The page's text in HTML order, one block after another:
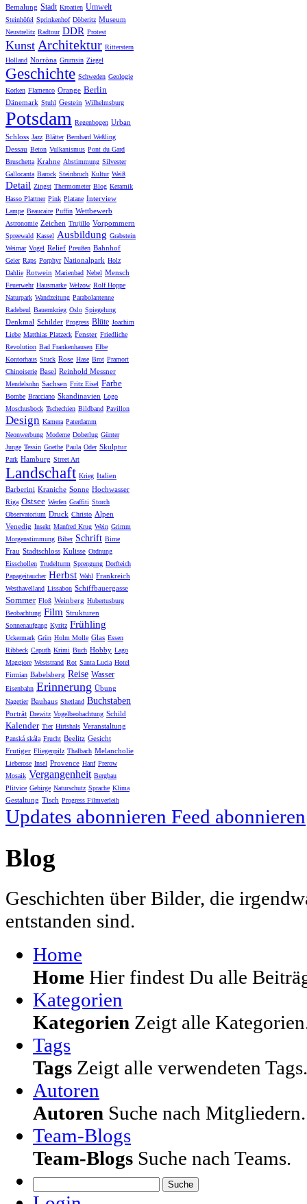
Bemalung Stadt Kroatien Umwelt
Steinhöfel Sprinkenhof Döberitz Museum
Neustrelitz Radtour DDR Protest
Kunst Architektur Ritterstern
Holland Norröna Grumsin Ziegel
Geschichte Schweden Geologie
Korken Flamenco Orange Berlin
Dänemark Stuhl Gestein Wilhelmsburg
Potsdam Regenbogen Urban
Schloss Jazz Blätter Bernhard Weßling
Dessau Beton Vulkanismus Pont du Gard
Bruschetta Krahne Abstimmung Silvester
Gallocanta Barock Steinbruch Kultur Weiß
Detail Zingst Thermometer Blog Keramik
Hasso Plattner Pink Platane Interview
Lampe Beaucaire Puffin Wettbewerb
Astronomie Zeichen Trujillo Vorpommern
Spreewald Kassel Ausbildung Grabstein
Weimar Vogel Relief Preußen Bahnhof
Geier Raps Porphyr Nationalpark Holz
Dahlie Rotwein Marienbad Nebel Mensch
Feuerwehr Hausmarke Welzow Rolf Hoppe
Naturpark Wandzeitung Parabolantenne
Radebeul Bauernkrieg Oslo Spiegelung
Denkmal Schilder Progress Blüte Joachim
Liebe Matthias Platzeck Fenster Friedliche
Revolution Bad Frankenhausen Elbe
Kontorhaus Stuck Rose Hase Brot Pramort
Chinoiserie Basel Reinhold Messner
Mendelsohn Sachsen Fritz Eisel Farbe
Bombe Bracciano Skandinavien Logo
Moschusbock Tschechien Bildband Pavillon
Design Kamera Paterdamm
Neonwerbung Moderne Doberlug Günter
Junge Tessin Goethe Paula Oder Skulptur
Park Hamburg Street Art
Landschaft Krieg Italien
Barberini Kraniche Sonne Hochwasser
Riga Ostsee Werfen Graffiti Storch
Observatorium Druck Christo Alpen
Venedig Insekt Manfred Krug Wein Grimm
Morgenstimmung Biber Schrift Birne
Frau Stadtschloss Kulisse Ordnung
Eisschollen Trudelturm Sprengung Dorfteich
Papageitaucher Herbst Wahl Frankreich
Westhavelland Lissabon Schiffbauergasse
Sommer Floß Weinberg Hubertusburg
Beobachtung Film Strukturen
Sonnenaufgang Kyritz Frühling
Uckermark Grün Holm Molle Glas Essen
Ribbeck Caputh Krimi Buch Hobby Lago
Maggiore Weststrand Rot Santa Lucia Hotel
Firmian Babelsberg Reise Wasser
Eisenbahn Erinnerung Übung
Nagetier Bauhaus Shetland Buchstaben
Porträt Drewitz Vogelbeobachtung Schild
Kalender Tier Hirtshals Veranstaltung
Panská skála Frucht Beelitz Gesicht
Frutiger Fliegenpilz Thalbach Melancholie
Lieberose Insel Provence Hanf Prerow
Mosaik Vergangenheit Bergbau
Plitvice Gebirge Naturschutz Sprache Klima
Gestaltung Tisch Progress Filmverleih
Updates abonnieren Feed abonnieren
Blog
Geschichten über Bilder, die
entstanden sind.
Home
Home Hier findest Du alle
Kategorien
Kategorien Zeigt alle
Tags
Tags Zeigt alle verwendeten Tags.
Autoren
Autoren Suche nach Mitgliedern.
Team-Blogs
Team-Blogs Suche nach Teams.
Suche